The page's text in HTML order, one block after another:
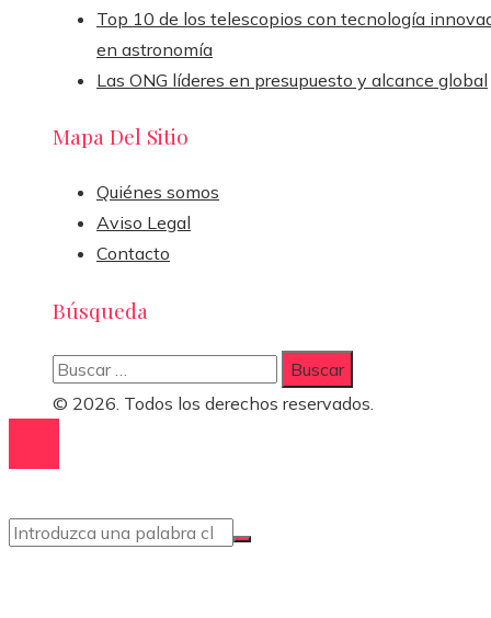
Top 10 de los telescopios con tecnología
en astronomía
Las ONG líderes en presupuesto y alcance global
Mapa Del Sitio
Quiénes somos
Aviso Legal
Contacto
Búsqueda
Buscar:
© 2026. Todos los derechos reservados.